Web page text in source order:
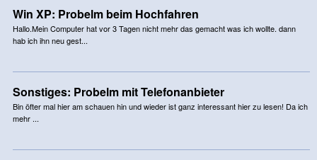
Win XP: Probelm beim Hochfahren
Hallo.Mein Computer hat vor 3 Tagen nicht mehr das gemacht was ich wollte. dann
hab ich ihn neu gest...
Sonstiges: Probelm mit Telefonanbieter
Bin öfter mal hier am schauen hin und wieder ist ganz interessant hier zu lesen! Da ich
mehr ...